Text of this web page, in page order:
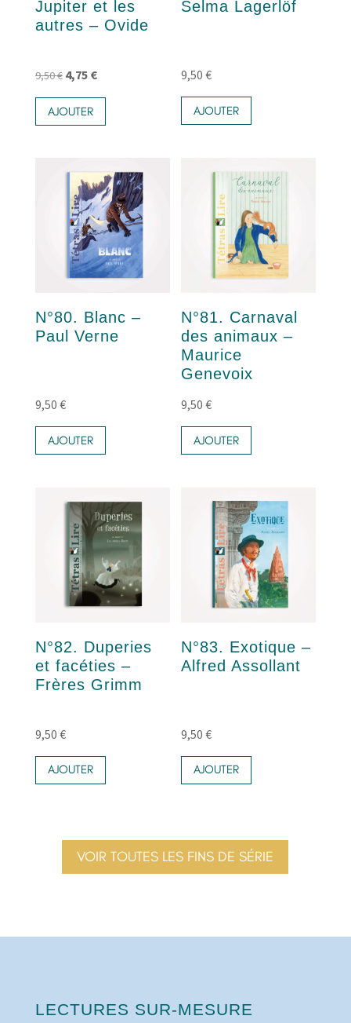
Jupiter et les
autres – Ovide
9,50€ Le
prix
initial
4,75 €Le
prix
AJOUTER
Selma Lagerlöf
9,50€
AJOUTER
N°80. Blanc –
Paul Verne
9,50 €
AJOUTER
N°81. Carnaval
des animaux –
Maurice
Genevoix
9,50€
AJOUTER
N°82. Duperies
et facéties –
Frères Grimm
9,50 €
AJOUTER
N°83. Exotique –
Alfred Assollant
9,50€
AJOUTER
VOIR TOUTES LES FINS DE SÉRIE
LECTURES SUR-MESURE